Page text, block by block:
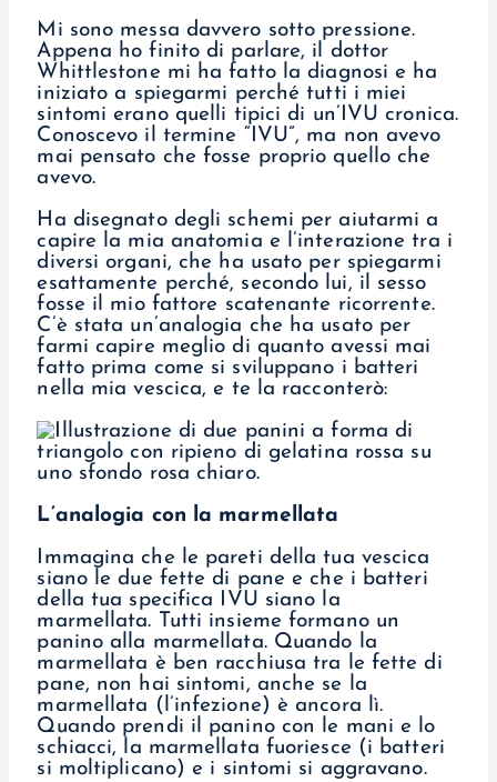
Mi sono messa davvero sotto pressione.
Appena ho finito di parlare, il dottor
Whittlestone mi ha fatto la diagnosi e ha
iniziato a spiegarmi perché tutti i miei
sintomi erano quelli tipici di un’IVU cronica.
Conoscevo il termine “IVU”, ma non avevo
mai pensato che fosse proprio quello che
avevo.
Ha disegnato degli schemi per aiutarmi a
capire la mia anatomia e l’interazione tra i
diversi organi, che ha usato per spiegarmi
esattamente perché, secondo lui, il sesso
fosse il mio fattore scatenante ricorrente.
C’è stata un’analogia che ha usato per
farmi capire meglio di quanto avessi mai
fatto prima come si sviluppano i batteri
nella mia vescica, e te la racconterò:
L’analogia con la marmellata
Immagina che le pareti della tua vescica
siano le due fette di pane e che i batteri
della tua specifica IVU siano la
marmellata. Tutti insieme formano un
panino alla marmellata. Quando la
marmellata è ben racchiusa tra le fette di
pane, non hai sintomi, anche se la
marmellata (l’infezione) è ancora lì.
Quando prendi il panino con le mani e lo
schiacci, la marmellata fuoriesce (i batteri
si moltiplicano) e i sintomi si aggravano.